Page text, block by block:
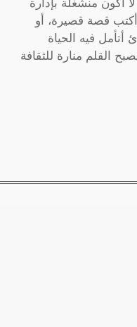
أكون منشغلة بإدارة
أكتب قصة قصيرة، أو
فيه الحياة
القلم منارة للثقافة